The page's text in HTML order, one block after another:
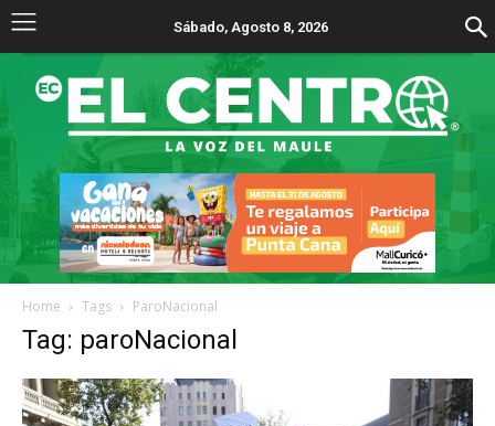
Sábado, Agosto 8, 2026
Home Tags ParoNacional
Tag: paroNacional